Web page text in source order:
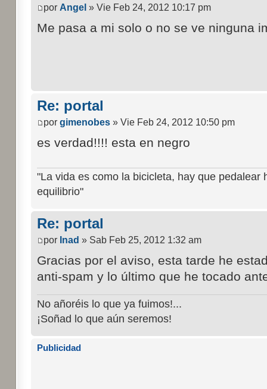
por Angel» Vie Feb 24, 2012 10:17 pm
Me pasa a mi solo o no se ve ninguna
Re: portal
por gimenobes» Vie Feb 24, 2012 10:50 pm
es verdad!!!! esta en negro
"La vida es como la bicicleta, hay que pedalear
equilibrio"
Re: portal
por Inad » Sab Feb 25, 2012 1:32 am
Gracias por el aviso, esta tarde he
anti-spam y lo último que he tocado
No añoréis lo que ya fuimos!...
¡Soñad lo que aún seremos!
Publicidad